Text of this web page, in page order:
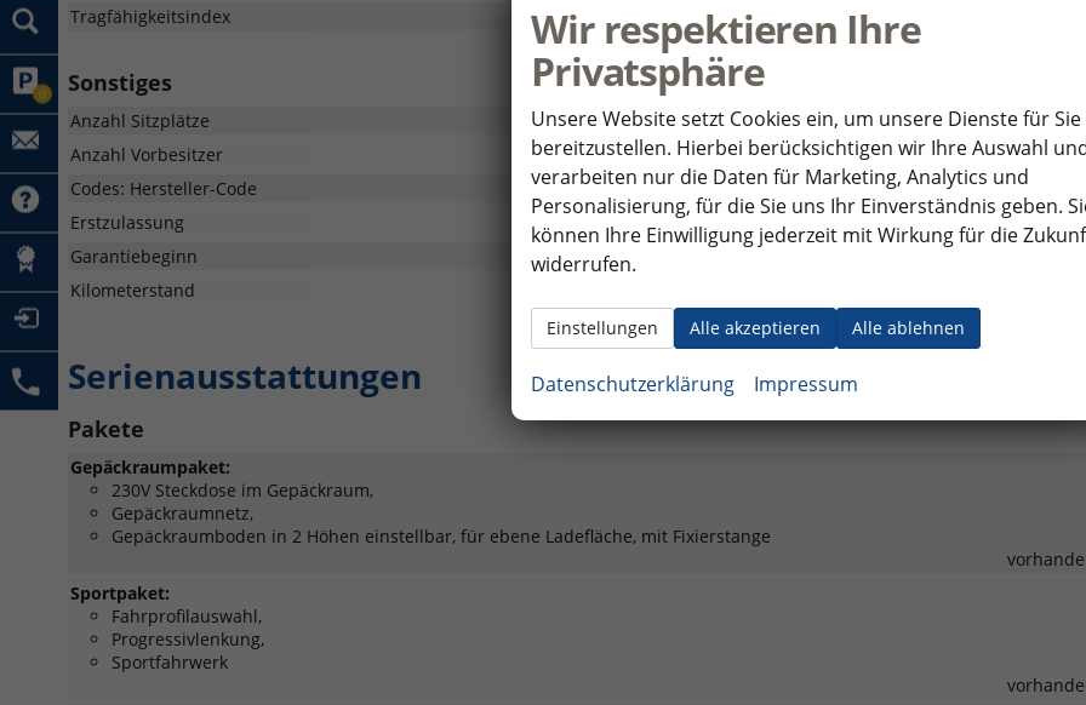
0
Tragfähigkeitsindex
Sonstiges
Anzahl Sitzplätze
Anzahl Vorbesitzer
Codes: Hersteller-Code
Erstzulassung
07.01.2026
Garantiebeginn
Kilometerstand
Serienausstattungen
Pakete
Gepäckraumpaket:
230V Steckdose im Gepäckraum,
Gepäckraumnetz,
Gepäckraumboden in 2 Höhen einstellbar, für ebene Ladefläche, mit Fixierstange
Sportpaket:
Fahrprofilauswahl,
Progressivlenkung,
Sportfahrwerk
Wir respektieren Ihre
Privatsphäre
Unsere Website setzt Cookies ein, um unsere Dienste für Sie
bereitzustellen. Hierbei berücksichtigen wir Ihre Auswahl
verarbeiten nur die Daten für Marketing, Analytics und
Personalisierung, für die Sie uns Ihr Einverständnis geben.
können Ihre Einwilligung jederzeit mit Wirkung für die
widerrufen.
Alle akzeptieren Alle ablehnen
Einstellungen
Datenschutzerklärung Impressum